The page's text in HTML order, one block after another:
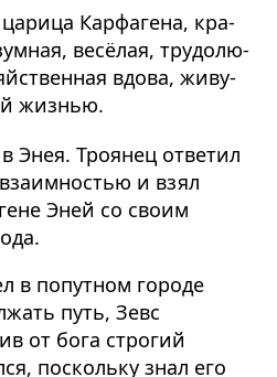
Кар­фа­гена, кра­
весёлая, тру­до­лю­
вдова, живу­
жиз­нью.
Энея. Троянец ответил
и взял
Эней со своим
в попутном городе
путь, Зевс
от бога строгий
поскольку знал его